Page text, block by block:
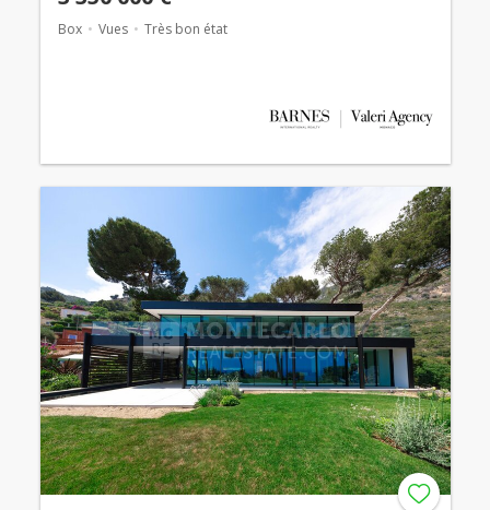
Box Vues Très bon état